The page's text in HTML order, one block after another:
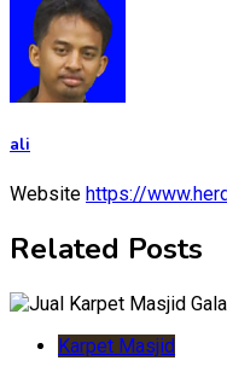
ali
Website https://
Related Posts
Karpet Masjid